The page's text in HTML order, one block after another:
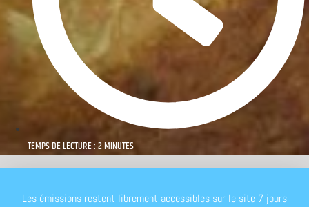
TEMPS DE LECTURE : 2 MINUTES
Les émissions restent librement accessibles sur le site 7 jours